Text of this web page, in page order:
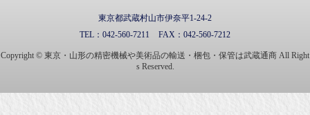
東京都武蔵村山市伊奈平1-24-2
TEL： 042-560-7211 FAX： 042-560-7212
Copyright © 東京・山形の精密機械や美術品の輸送・梱包・保管は武蔵通商 All Right
s Reserved.